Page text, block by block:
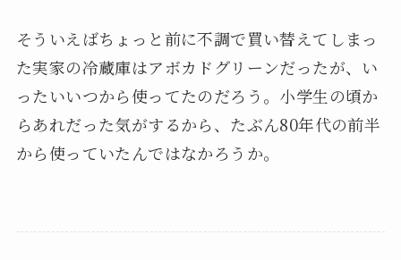
そういえばちょっと前に不調で買い替えてしまっ
た実家の冷蔵庫はアボカドグリーンだったが、い
ったいいつから使ってたのだろう。小学生の頃か
らあれだった気がするから、たぶん80年代の前半
から使っていたんではなかろうか。